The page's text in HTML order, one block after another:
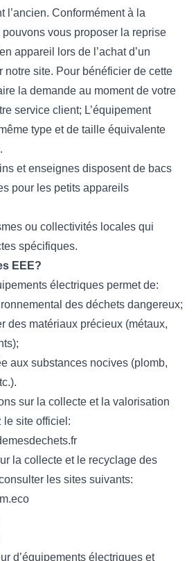
l’ancien. Conformément à la
vous proposer la reprise
appareil lors de l’achat d’un
notre site. Pour bénéficier de cette
la demande au moment de votre
service client; L’équipement
type et de taille équivalente
et enseignes disposent de bacs
pour les petits appareils
ou collectivités locales qui
spécifiques.
EEE?
électriques permet de:
des déchets dangereux;
des matériaux précieux (métaux,
aux substances nocives (plomb,
sur la collecte et la valorisation
le site officiel:
la collecte et le recyclage des
les sites suivants:
d’équipements électriques et